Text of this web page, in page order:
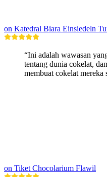
on Katedral Biara Einsiedeln
“Ini adalah wawasan
tentang dunia cokelat,
membuat cokelat mereka
on Tiket Chocolarium Flawil